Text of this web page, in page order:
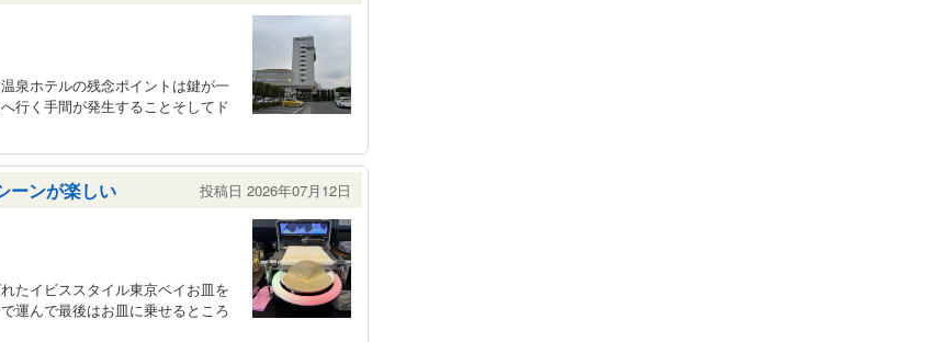
泉ホテルの残念ポイントは鍵が一
行く手間が発生することそしてド
ーンが楽しい 投稿日 2026年07月12日
たイビススタイル東京ベイお皿を
運んで最後はお皿に乗せるところ